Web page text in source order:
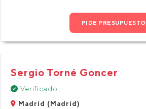
PIDE PRESUPUESTO
Sergio Torné Goncer
Verificado
Madrid (Madrid)